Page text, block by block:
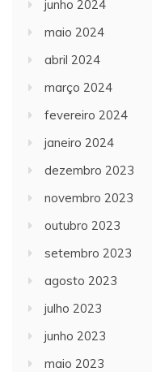
junho 2024
maio 2024
abril 2024
março 2024
fevereiro 2024
janeiro 2024
dezembro 2023
novembro 2023
outubro 2023
setembro 2023
agosto 2023
julho 2023
junho 2023
maio 2023